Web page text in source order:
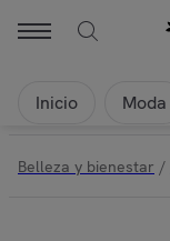
Inicio Moda
Belleza y bienestar /